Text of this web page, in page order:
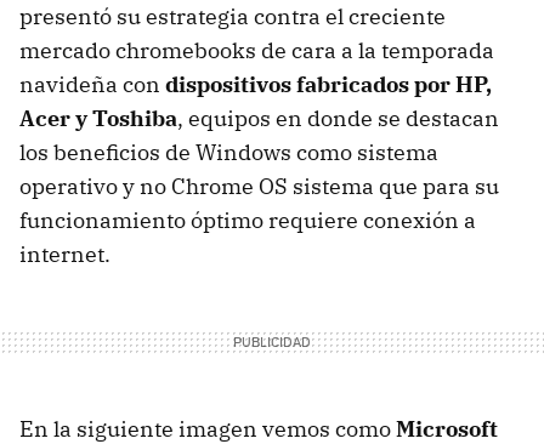
presentó su estrategia contra el creciente
mercado chromebooks de cara a la temporada
navideña con dispositivos fabricados por HP,
Acer y Toshiba, equipos en donde se destacan
los beneficios de Windows como sistema
operativo y no Chrome OS sistema que para su
funcionamiento óptimo requiere conexión a
internet.
En la siguiente imagen vemos comoMicrosoft